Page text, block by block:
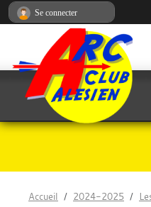
Accueil 2024-2025
Se connecter
Panneau de gestion des